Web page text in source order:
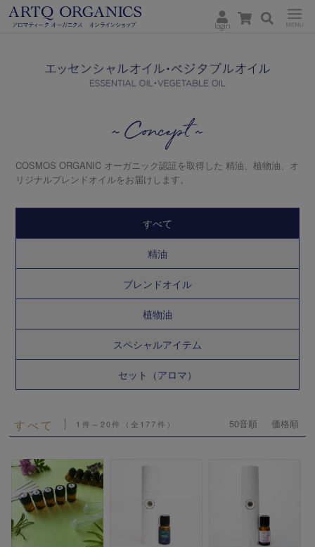
ORGANICS
login
COSMOS ORGANIC オーガニック認証を取得した 精油、植物油、オ
リジナルブレンドオイルをお届けします。
すべて
精油
ブレンドオイル
植物油
スペシャルアイテム
セット（アロマ）
すべて 1件～20件（全177件） 価格順
50音順